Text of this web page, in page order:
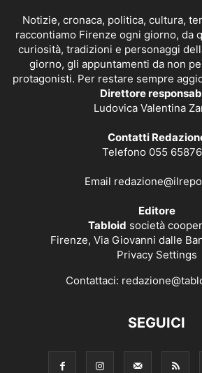
Notizie, cronaca, politica, cultura,
raccontiamo Firenze ogni giorno, da
curiosità, tradizioni e personaggi
giorno, gli appuntamenti da non
protagonisti. Per restare sempre
Direttore
Ludovica Valentina
Contatti
Telefono 055
Email
Editore
Tabloid società
Firenze, Via Giovanni dalle
Privacy Settings
Contattaci:
SEGUICI